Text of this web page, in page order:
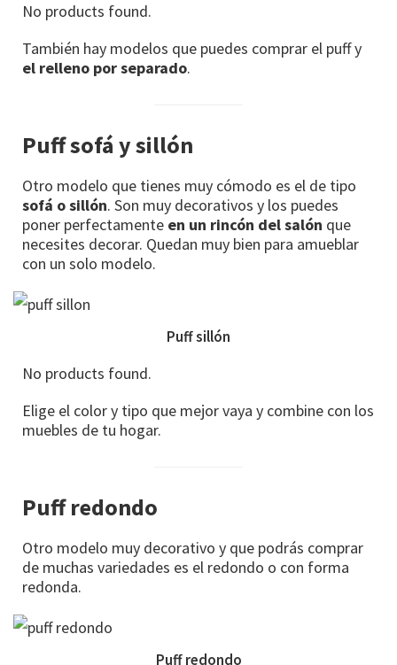
No products found.
También hay modelos que puedes comprar el puff y
el relleno por separado.
Puff sofá y sillón
Otro modelo que tienes muy cómodo es el de tipo
sofá o sillón. Son muy decorativos y los puedes
poner perfectamente en un rincón del salón que
necesites decorar. Quedan muy bien para amueblar
con un solo modelo.
Puff sillón
No products found.
Elige el color y tipo que mejor vaya y combine con los
muebles de tu hogar.
Puff redondo
Otro modelo muy decorativo y que podrás comprar
de muchas variedades es el redondo o con forma
redonda.
Puff redondo